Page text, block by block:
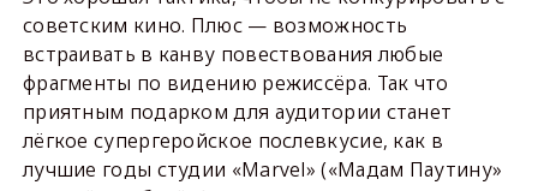
советским кино. Плюс — возможность
встраивать в канву повествования любые
фрагменты по видению режиссёра. Так что
приятным подарком для аудитории станет
лёгкое супергеройское послевкусие, как в
лучшие годы студии «Marvel» («Мадам Паутину»